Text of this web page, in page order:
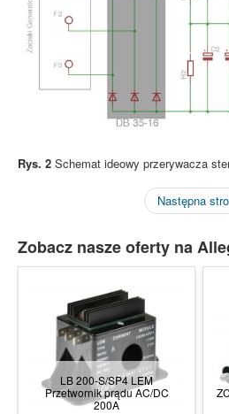
Rys. 2 Schemat ideowy przerywacza
Następna
Zobacz nasze oferty na
LB 200-S/SP4 LEM
Przetwornik prądu AC/DC
200A